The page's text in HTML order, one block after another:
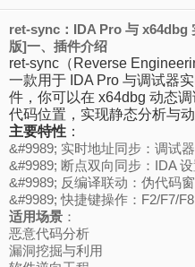
ret-sync：IDA Pro 与 x64dbg
版]一、插件介绍
ret-sync（Reverse
一款用于 IDA Pro 与调试器
件，你可以在 x64dbg 动态
代码位置，实现静态分析与
主要特性 ：
&#9989; 实时地址同步：调试
&#9989; 断点双向同步：IDA
&#9989; 反编译联动：伪代码
&#9989; 快捷键操作：F2/F7/
适用场景 ：
恶意代码分析
漏洞挖掘与利用